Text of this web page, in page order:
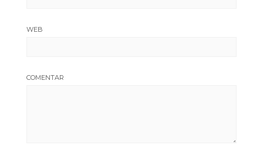
WEB
COMENTAR